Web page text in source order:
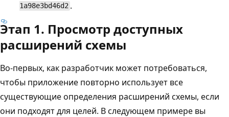
1a98e3bd46d2 .
Этап 1. Просмотр доступных
расширений схемы
Во-первых, как разработчик может потребоваться,
чтобы приложение повторно использует все
существующие определения расширений схемы, если
они подходят для целей. В следующем примере вы